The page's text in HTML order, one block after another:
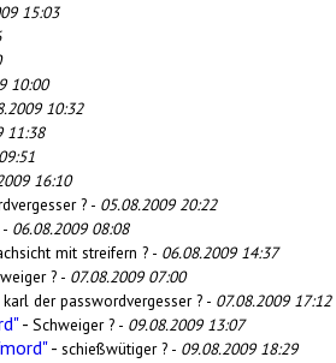
15:03
10:00
10:32
11:38
16:10
? - 05.08.2009 20:22
06.08.2009 08:08
mit streifern ? - 06.08.2009 14:37
? - 07.08.2009 07:00
karl der passwordvergesser ? - 07.08.2009 17:12
- Schweiger ? - 09.08.2009 13:07
- schießwütiger ? - 09.08.2009 18:29